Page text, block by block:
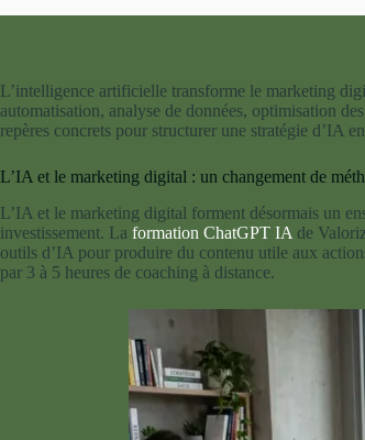
L’intelligence artificielle transforme le marketing
automatisation, analyse de données, optimisation
repères concrets pour structurer une stratégie d’IA
L’IA et le marketing digital : un changement de
L’IA et le marketing digital forment désormais un
investissement. La formation ChatGPT IA de
outils d’IA pour produire du contenu utile aux
par 3 à 5 heures de coaching à distance.